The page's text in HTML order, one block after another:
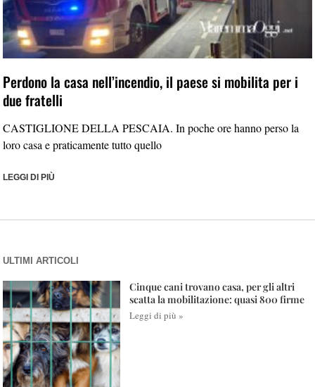
Perdono la casa nell’incendio, il paese si mobilita per i
due fratelli
CASTIGLIONE DELLA PESCAIA. In poche ore hanno perso la
loro casa e praticamente tutto quello
LEGGI DI PIÙ
ULTIMI ARTICOLI
Cinque cani trovano casa, per gli altri
scatta la mobilitazione: quasi 800 firme
Leggi di più »